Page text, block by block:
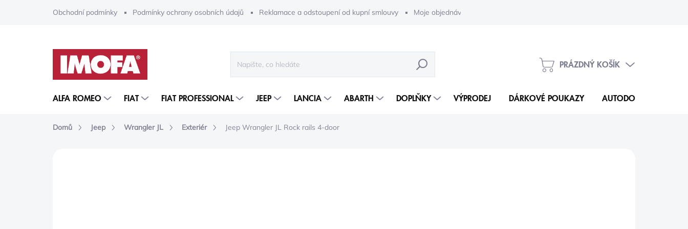
Obchodní podmínky Podmínky ochrany osobních údajů Reklamace a odstoupení od kupní smlouvy Moje objednávka
HLEDAT
NÁKUPNÍ
PRÁZDNÝ KOŠÍK
ALFA ROMEO FIAT FIAT PROFESSIONAL JEEP LANCIA ABARTH DOPLŇKY VÝPRODEJ DÁRKOVÉ POUKAZY AUTODOPLŇKY
Domů Jeep Wrangler JL Exteriér Jeep Wrangler JL Rock rails 4-door